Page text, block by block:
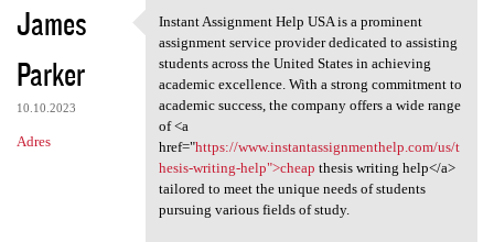
James
Parker
10.10.2023
Adres
Instant Assignment Help USA
Instant Assignment Help USA is a prominent
assignment service provider dedicated to assisting
students across the United States in achieving
academic excellence. With a strong commitment to
academic success, the company offers a wide range
of <a
href="https://www.instantassignmenthelp.com/us/t
hesis-writing-help">cheap thesis writing help</a>
tailored to meet the unique needs of students
pursuing various fields of study.